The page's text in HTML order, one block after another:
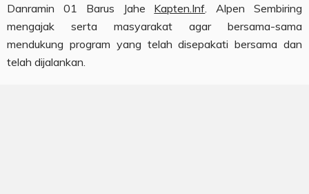
Danramin 01 Barus Jahe Kapten.Inf. Alpen Sembiring
mengajak serta masyarakat agar bersama-sama
mendukung program yang telah disepakati bersama dan
telah dijalankan.